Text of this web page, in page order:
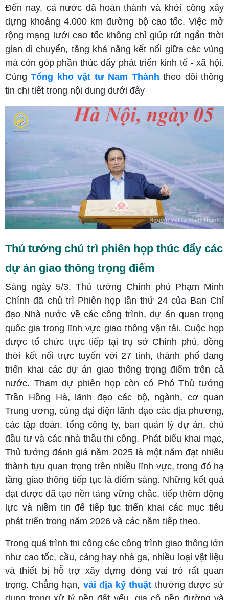
Đến nay, cả nước đã hoàn thành và khởi công xây
dựng khoảng 4.000 km đường bộ cao tốc. Việc mở
rộng mạng lưới cao tốc không chỉ giúp rút ngắn thời
gian di chuyển, tăng khả năng kết nối giữa các vùng
mà còn góp phần thúc đẩy phát triển kinh tế - xã hội.
CùngTổng kho vật tư Nam Thành theo dõi thông
tin chi tiết trong nội dung dưới đây
Thủ tướng chủ trì phiên họp thúc đẩy các
dự án giao thông trọng điểm
Sáng ngày 5/3, Thủ tướng Chính phủ Phạm Minh
Chính đã chủ trì Phiên họp lần thứ 24 của Ban Chỉ
đạo Nhà nước về các công trình, dự án quan trọng
quốc gia trong lĩnh vực giao thông vận tải. Cuộc họp
được tổ chức trực tiếp tại trụ sở Chính phủ, đồng
thời kết nối trực tuyến với 27 tỉnh, thành phố đang
triển khai các dự án giao thông trọng điểm trên cả
nước. Tham dự phiên họp còn có Phó Thủ tướng
Trần Hồng Hà, lãnh đạo các bộ, ngành, cơ quan
Trung ương, cùng đại diện lãnh đạo các địa phương,
các tập đoàn, tổng công ty, ban quản lý dự án, chủ
đầu tư và các nhà thầu thi công. Phát biểu khai mạc,
Thủ tướng đánh giá năm 2025 là một năm đạt nhiều
thành tựu quan trọng trên nhiều lĩnh vực, trong đó hạ
tầng giao thông tiếp tục là điểm sáng. Những kết quả
đạt được đã tạo nền tảng vững chắc, tiếp thêm động
lực và niềm tin để tiếp tục triển khai các mục tiêu
phát triển trong năm 2026 và các năm tiếp theo.
Trong quá trình thi công các công trình giao thông lớn
như cao tốc, cầu, cảng hay nhà ga, nhiều loại vật liệu
và thiết bị hỗ trợ xây dựng đóng vai trò rất quan
trọng. Chẳng hạn, vải địa kỹ thuật thường được sử